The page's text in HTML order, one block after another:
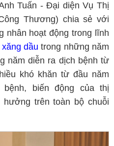
Tuấn - Đại diện Vụ Thị
Thương) chia sẻ với
nhân hoạt động trong lĩnh
xăng dầu trong những năm
năm diễn ra dịch bệnh từ
khó khăn từ đầu năm
biến động của thị
trên toàn bộ chuỗi